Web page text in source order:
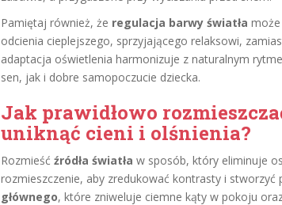
Pamiętaj również, że regulacja barwy światła
odcienia cieplejszego, sprzyjającego relaksowi,
adaptacja oświetlenia harmonizuje z naturalnym
sen, jak i dobre samopoczucie dziecka.
Jak prawidłowo
uniknąć cieni i olśnienia?
Rozmieść źródła światła w sposób, który eliminuje
rozmieszczenie, aby zredukować kontrasty i stworzyć
głównego, które zniweluje ciemne kąty w pokoju